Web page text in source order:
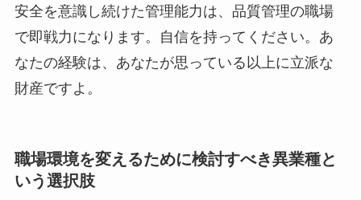
安全を意識し続けた管理能力は、品質管理の職場
で即戦力になります。自信を持ってください。あ
なたの経験は、あなたが思っている以上に立派な
財産ですよ。
職場環境を変えるために検討すべき異業種と
いう選択肢